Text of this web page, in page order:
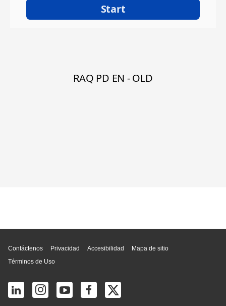
Contáctenos Privacidad Accesibilidad
Mapa de sitio
Términos de Uso